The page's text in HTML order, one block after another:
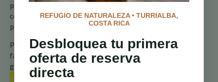
podría recompensarlos
con un vistazo de esta
pequeña joya.
Para más información, por
favor consulta nuestra
guía completa sobre los
aves de Costa Rica.
REFUGIO DE NATURALEZA • TURRIALBA,
COSTA RICA
Desbloquea tu primera
oferta de reserva
directa